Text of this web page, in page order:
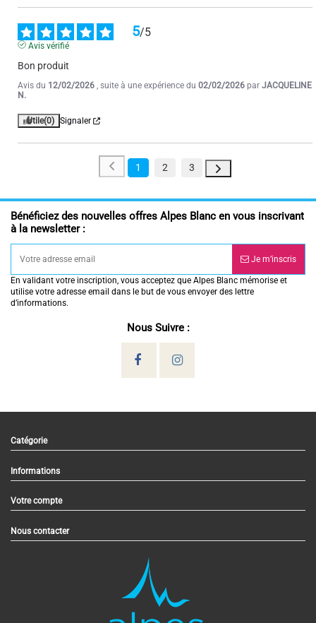
5/5
Avis vérifié
Bon produit
Avis du 12/02/2026 , suite à une expérience du 02/02/2026 par JACQUELINE
N.
Utile(0) Signaler
1 2 3
Bénéficiez des nouvelles offres Alpes Blanc en vous inscrivant
à la newsletter :
Je m’inscris
En validant votre inscription, vous acceptez que Alpes Blanc mémorise et
utilise votre adresse email dans le but de vous envoyer des lettre
d’informations.
Nous Suivre :
Catégorie
Informations
Votre compte
Nous contacter